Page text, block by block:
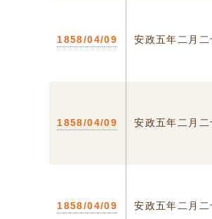
1858/04/09 安政五年二月二
1858/04/09 安政五年二月二
1858/04/09 安政五年二月二